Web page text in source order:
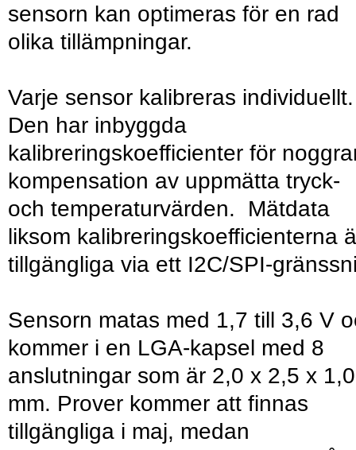
sensorn kan optimeras för en rad
olika tillämpningar.
Varje sensor kalibreras individuellt.
Den har inbyggda
kalibreringskoefficienter för
kompensation av uppmätta tryck-
och temperaturvärden. Mätdata
liksom kalibreringskoefficienterna
tillgängliga via ett I2C/SPI-
Sensorn matas med 1,7 till 3,6 V
kommer i en LGA-kapsel med 8
anslutningar som är 2,0 x 2,5 x 1,0
mm. Prover kommer att finnas
tillgängliga i maj, medan